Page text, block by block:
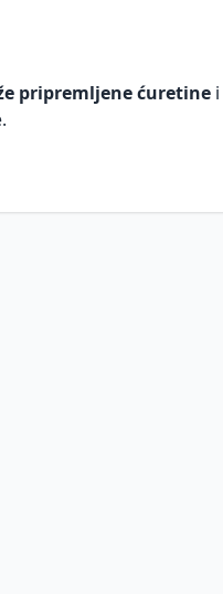
pripremljene ćuretine i